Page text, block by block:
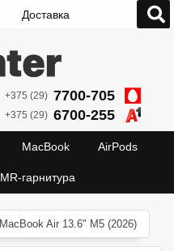
Доставка
+375 (29) 7700-705
+375 (29) 6700-255
MacBook AirPods
MR-гарнитура
MacBook Air 13.6" M5 (2026)